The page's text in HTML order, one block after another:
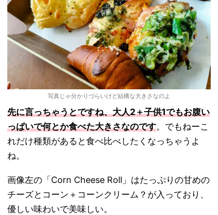
写真じゃ分かりづらいけど結構な大きさなのよ
先に言っちゃうとですね、大人2＋子供1でもお腹い
っぱいで何とか食べた大きさなのです。でもねーこ
れだけ種類があると食べ比べしたくなっちゃうよ
ね。
画像左の「Corn Cheese Roll」はたっぷりの甘めの
チーズとコーン＋コーンクリーム？が入っており、
優しい味わいで美味しい。